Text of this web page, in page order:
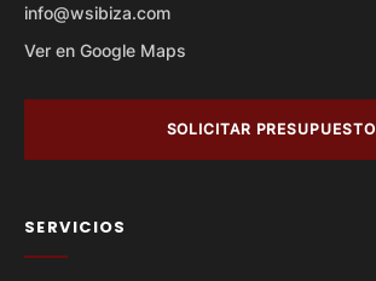
info@wsibiza.com
Ver en Google Maps
SOLICITAR PRESUPUESTO
SERVICIOS